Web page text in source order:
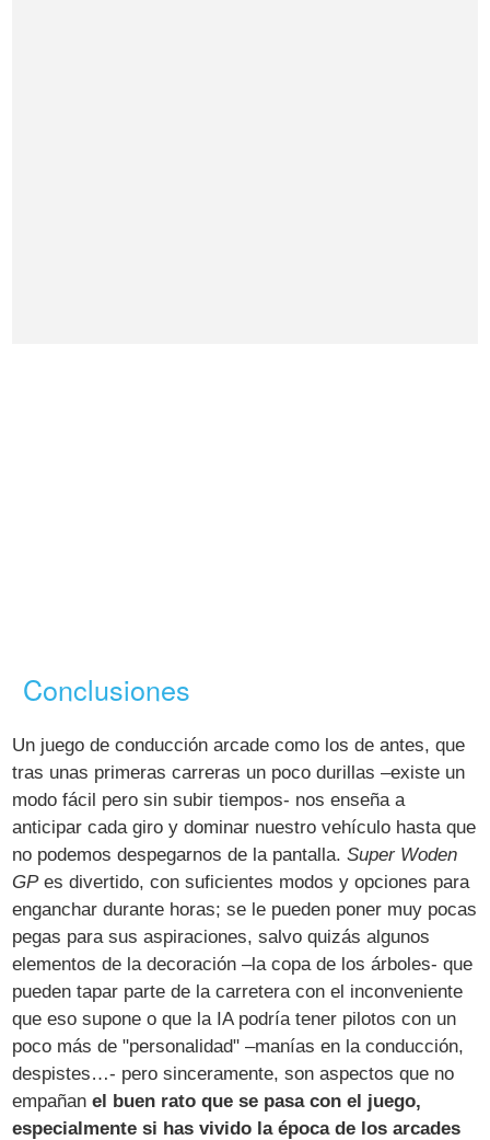
Conclusiones
Un juego de conducción arcade como los de antes, que
tras unas primeras carreras un poco durillas –existe un
modo fácil pero sin subir tiempos- nos enseña a
anticipar cada giro y dominar nuestro vehículo hasta que
no podemos despegarnos de la pantalla.Super Woden
GPes divertido, con suficientes modos y opciones para
enganchar durante horas; se le pueden poner muy pocas
pegas para sus aspiraciones, salvo quizás algunos
elementos de la decoración –la copa de los árboles- que
pueden tapar parte de la carretera con el inconveniente
que eso supone o que la IA podría tener pilotos con un
poco más de "personalidad" –manías en la conducción,
despistes…- pero sinceramente, son aspectos que no
empañanel buen rato que se pasa con el juego,
especialmente si has vivido la época de los arcades